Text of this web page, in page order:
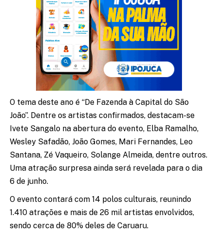
O tema deste ano é “De Fazenda à Capital do São
João”. Dentre os artistas confirmados, destacam-se
Ivete Sangalo na abertura do evento, Elba Ramalho,
Wesley Safadão, João Gomes, Mari Fernandes, Leo
Santana, Zé Vaqueiro, Solange Almeida, dentre outros.
Uma atração surpresa ainda será revelada para o dia
6 de junho.
O evento contará com 14 polos culturais, reunindo
1.410 atrações e mais de 26 mil artistas envolvidos,
sendo cerca de 80% deles de Caruaru.